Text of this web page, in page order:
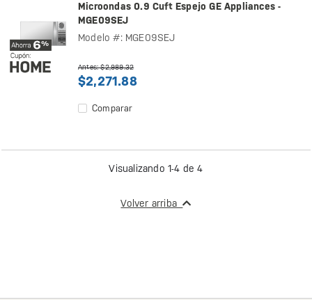
Microondas 0.9 Cuft Espejo GE Appliances -
MGE09SEJ
Modelo #: MGE09SEJ
Antes: $2,989.32
$2,271.88
Comparar
Visualizando 1-4 de 4
Volver arriba